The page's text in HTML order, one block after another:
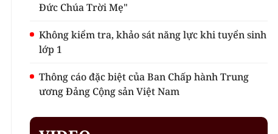
Đức Chúa Trời Mẹ"
Không kiểm tra, khảo sát năng lực khi tuyển sinh
lớp 1
Thông cáo đặc biệt của Ban Chấp hành Trung
ương Đảng Cộng sản Việt Nam